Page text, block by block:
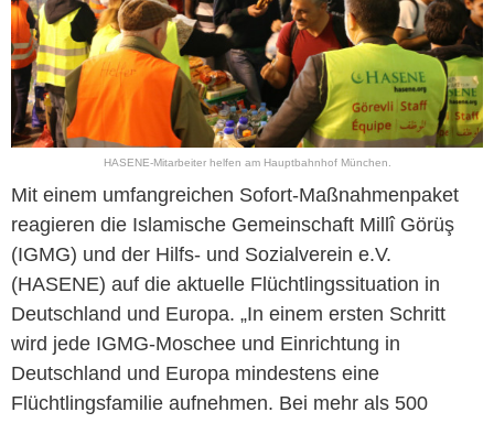
HASENE-Mitarbeiter helfen am Hauptbahnhof München.
Mit einem umfangreichen Sofort-Maßnahmenpaket
reagieren die Islamische Gemeinschaft Millî Görüş
(IGMG) und der Hilfs- und Sozialverein e.V.
(HASENE) auf die aktuelle Flüchtlingssituation in
Deutschland und Europa. „In einem ersten Schritt
wird jede IGMG-Moschee und Einrichtung in
Deutschland und Europa mindestens eine
Flüchtlingsfamilie aufnehmen. Bei mehr als 500